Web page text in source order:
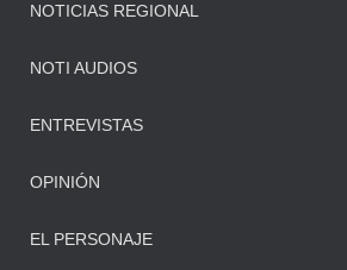
NOTICIAS REGIONAL
NOTI AUDIOS
ENTREVISTAS
OPINIÓN
EL PERSONAJE